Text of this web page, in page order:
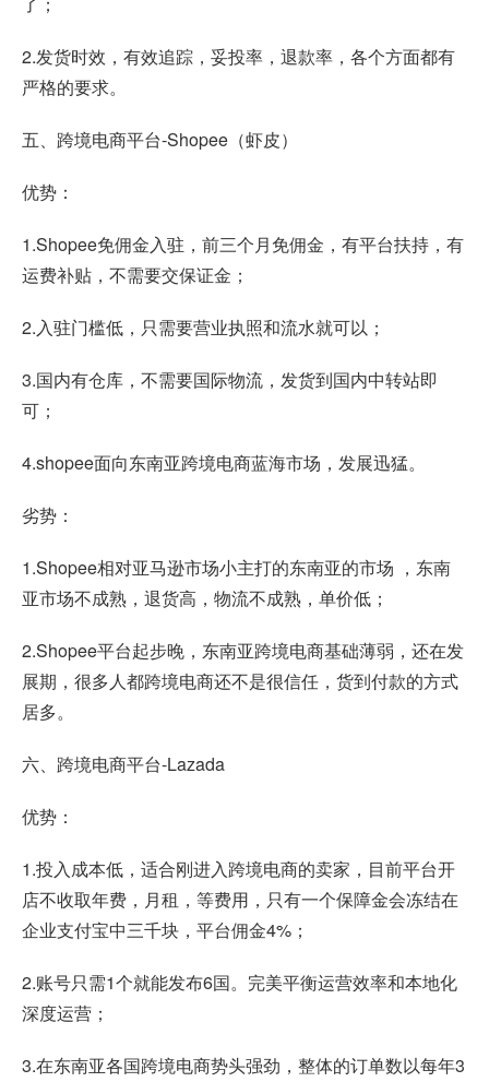
2.发货时效，有效追踪，妥投率，退款率，各个方面都有
严格的要求。
五、跨境电商平台-Shopee（虾皮）
优势：
1.Shopee免佣金入驻，前三个月免佣金，有平台扶持，有
运费补贴，不需要交保证金；
2.入驻门槛低，只需要营业执照和流水就可以；
3.国内有仓库，不需要国际物流，发货到国内中转站即
可；
4.shopee面向东南亚跨境电商蓝海市场，发展迅猛。
劣势：
1.Shopee相对亚马逊市场小主打的东南亚的市场 ，东南
亚市场不成熟，退货高，物流不成熟，单价低；
2.Shopee平台起步晚，东南亚跨境电商基础薄弱，还在发
展期，很多人都跨境电商还不是很信任，货到付款的方式
居多。
六、跨境电商平台-Lazada
优势：
1.投入成本低，适合刚进入跨境电商的卖家，目前平台开
店不收取年费，月租，等费用，只有一个保障金会冻结在
企业支付宝中三千块，平台佣金4%；
2.账号只需1个就能发布6国。完美平衡运营效率和本地化
深度运营；
3.在东南亚各国跨境电商势头强劲，整体的订单数以每年3